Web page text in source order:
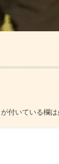
が付いている欄は